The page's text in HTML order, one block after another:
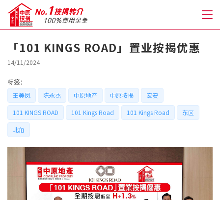
关于我们
格到至抵按揭
人才房贷・开户优惠
免费房贷转介服务
免费开户转介服务
私人贷款
「101 KINGS ROAD」置业按揭优惠
14/11/2024
标签：
王美凤 陈永杰 中原地产 中原按揭 宏安
101 KINGS ROAD 101 Kings Road 101 Kings Road 东区
北角